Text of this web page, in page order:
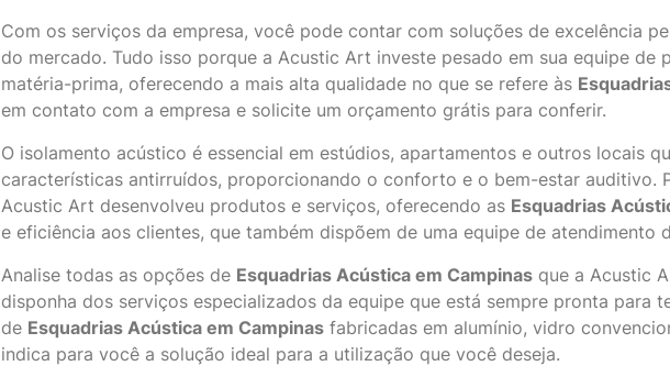
Com os serviços da empresa, você pode contar com soluções de excelência
do mercado. Tudo isso porque a Acustic Art investe pesado em sua equipe de
matéria-prima, oferecendo a mais alta qualidade no que se refere às
em contato com a empresa e solicite um orçamento grátis para conferir.
O isolamento acústico é essencial em estúdios, apartamentos e outros locais
características antirruídos, proporcionando o conforto e o bem-estar auditivo.
Acustic Art desenvolveu produtos e serviços, oferecendo as Esquadrias
e eficiência aos clientes, que também dispõem de uma equipe de atendimento
Analise todas as opções de Esquadrias Acústica em Campinasque a Acustic
disponha dos serviços especializados da equipe que está sempre pronta para
de Esquadrias Acústica em Campinasfabricadas em alumínio, vidro
indica para você a solução ideal para a utilização que você deseja.